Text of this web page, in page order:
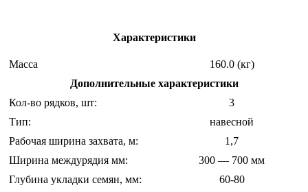
Характеристики
Масса
160.0 (кг)
Дополнительные характеристики
Кол-во рядков, шт:
3
Тип:
навесной
Рабочая ширина захвата, м:
1,7
Ширина междурядия мм:
300 — 700 мм
Глубина укладки семян, мм:
60-80